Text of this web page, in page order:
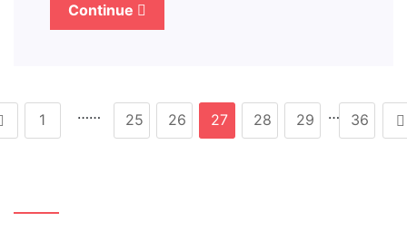
Continue
1 …… 25 26 27 28 29 … 36